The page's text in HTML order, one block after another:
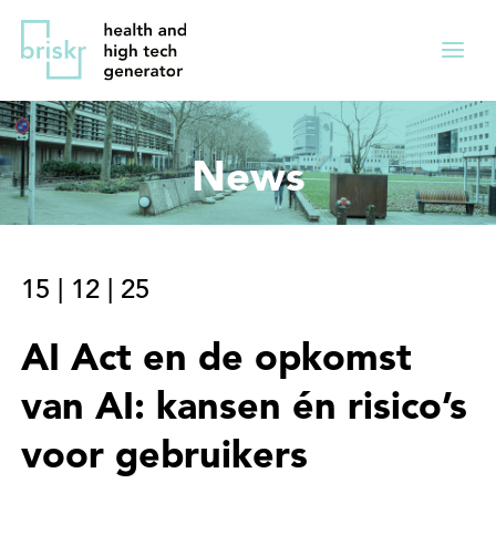
Overslaan
de
inhoud
gaan
Direct
naar
hoofdnavigatie
Menu
News
15 | 12 | 25
AI Act en de opkomst
van AI: kansen én risico’s
voor gebruikers